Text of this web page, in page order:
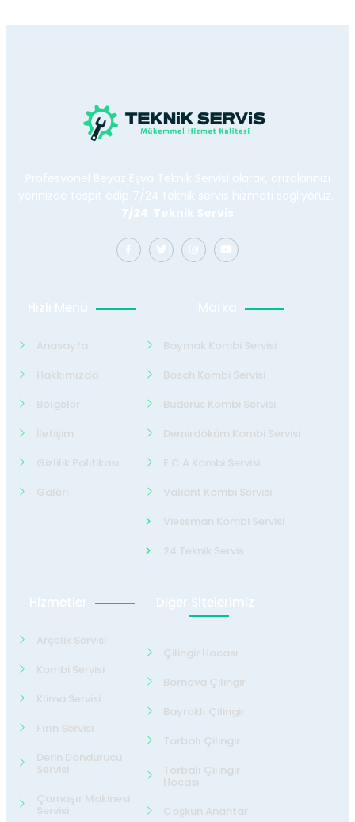
Profesyonel Beyaz Eşya Teknik Servisi olarak, arızalarınızı
yerinizde tespit edip 7/24 teknik servis hizmeti sağlıyoruz.
7/24 Teknik Servis
Hızlı Menü
Anasayfa
Hakkımızda
Bölgeler
İletişim
Gizlilik Politikası
Galeri
Marka
Baymak Kombi Servisi
Bosch Kombi Servisi
Buderus Kombi Servisi
Demirdöküm Kombi Servisi
E.C.A Kombi Servisi
Valiant Kombi Servisi
Viessman Kombi Servisi
24 Teknik Servis
Hizmetler
Arçelik Servisi
Kombi Servisi
Klima Servisi
Fırın Servisi
Derin Dondurucu
Servisi
Çamaşır Makinesi
Servisi
Diğer Sitelerimiz
Çilingir Hocası
Bornova Çilingir
Bayraklı Çilingir
Torbalı Çilingir
Torbalı Çilingir
Hocası
Coşkun Anahtar